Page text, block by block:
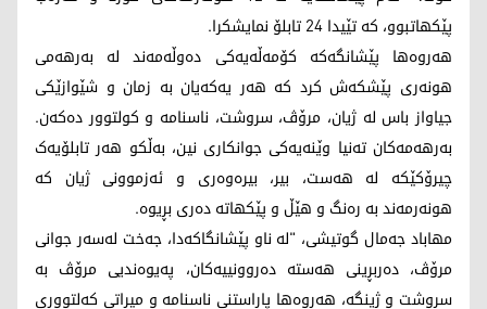
پێکهاتبوو، کە تێیدا 24 تابلۆ نمایشکرا.
هەروەها پێشانگەکە کۆمەڵەیەکی دەوڵەمەند لە بەرهەمی
هونەری پێشکەش کرد کە هەر یەکەیان بە زمان و شێوازێکی
جیاواز باس لە ژیان، مرۆڤ، سروشت، ناسنامە و کولتوور دەکەن.
بەرهەمەکان تەنیا وێنەیەکی جوانکاری نین، بەڵکو هەر تابلۆیەک
چیرۆکێکە لە هەست، بیر، بیرەوەری و ئەزموونی ژیان کە
هونەرمەند بە رەنگ و هێڵ و پێکهاتە دەری بڕیوە.
مهاباد جەمال گوتیشی، "لە ناو پێشانگاکەدا، جەخت لەسەر جوانی
مرۆڤ، دەربڕینی هەستە دەروونییەکان، پەیوەندیی مرۆڤ بە
سروشت و ژینگە، هەروەها پاراستنی ناسنامە و میراتی کەلتووری